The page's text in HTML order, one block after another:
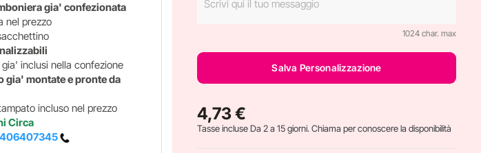
gia' confezionata
nel prezzo
inclusi nella confezione
gia' montate e pronte da
incluso nel prezzo
Circa
1024 char. max
Salva Personalizzazione
4,73 €
Tasse incluseDa 2 a 15 giorni. Chiama per conoscere la disponibilità